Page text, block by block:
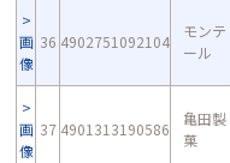
画
像
36 4902751092104
モンテ
ール
画
像
37 4901313190586
亀田製
菓